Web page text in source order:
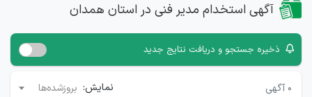
آگهی استخدام مدیر فنی در استان همدان
ذخیره جستجو و دریافت نتایج جدید
۰ آگهی نمایش: بروزشده‌ها